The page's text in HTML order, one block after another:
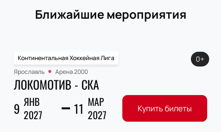
Ближайшие мероприятия
Континентальная Хоккейная Лига
Ярославль
Арена 2000
ЛОКОМОТИВ - СКА
9 ЯНВ
2027
11 МАР
2027
0+
Купить билеты